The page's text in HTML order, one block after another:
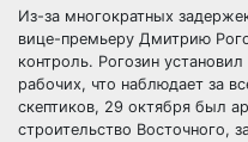
Из-за многократных
вице-премьеру Дмитрию
контроль. Рогозин
рабочих, что наблюдает за
скептиков, 29 октября был
строительство Восточного,